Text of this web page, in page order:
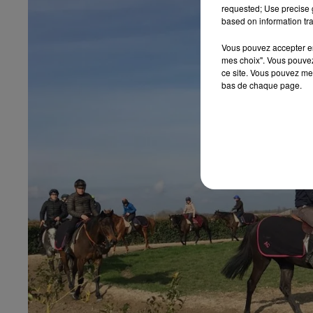
requested; Use precise
based on information
Vous pouvez accepter
mes choix". Vous
ce site. Vous pouvez
bas de chaque page.